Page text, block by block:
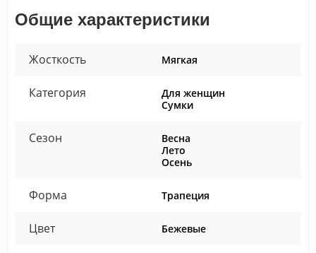
Общие характеристики
Жосткость Мягкая
Категория
Для женщин
Сумки
Сезон
Весна
Лето
Осень
Форма Трапеция
Цвет Бежевые